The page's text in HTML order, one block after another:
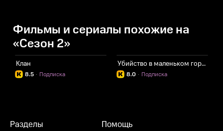
Фильмы и сериалы похожие на
«Сезон 2»
Клан
8.5 Подписка
·
Убийство в маленьком городке
8.0 Подписка
·
Разделы Помощь